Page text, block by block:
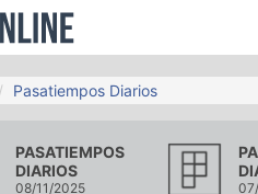
Pasatiempos Diarios
PASATIEMPOS
DIARIOS
08/11/2025